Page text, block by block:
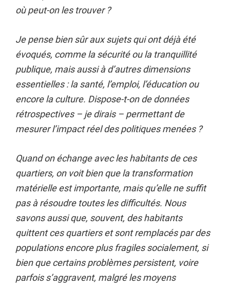
où peut-on les trouver ?
Je pense bien sûr aux sujets qui ont déjà été
évoqués, comme la sécurité ou la tranquillité
publique, mais aussi à d’autres dimensions
essentielles : la santé, l’emploi, l’éducation ou
encore la culture. Dispose-t-on de données
rétrospectives – je dirais – permettant de
mesurer l’impact réel des politiques menées ?
Quand on échange avec les habitants de ces
quartiers, on voit bien que la transformation
matérielle est importante, mais qu’elle ne suffit
pas à résoudre toutes les difficultés. Nous
savons aussi que, souvent, des habitants
quittent ces quartiers et sont remplacés par des
populations encore plus fragiles socialement, si
bien que certains problèmes persistent, voire
parfois s’aggravent, malgré les moyens